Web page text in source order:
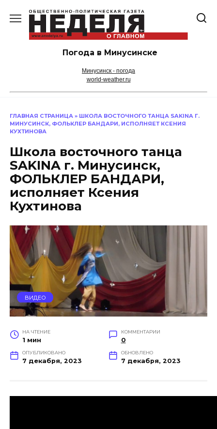
содержанию
Погода в Минусинске
Минусинск - погода
world-weather.ru
ГЛАВНАЯ СТРАНИЦА » ШКОЛА ВОСТОЧНОГО ТАНЦА SAKINA Г.
МИНУСИНСК, ФОЛЬКЛЕР БАНДАРИ, ИСПОЛНЯЕТ КСЕНИЯ
КУХТИНОВА
Школа восточного танца
SAKINA г. Минусинск,
ФОЛЬКЛЕР БАНДАРИ,
исполняет Ксения
Кухтинова
ВИДЕО
НА ЧТЕНИЕ
1 мин
КОММЕНТАРИИ
0
ОПУБЛИКОВАНО
7 декабря, 2023
ОБНОВЛЕНО
7 декабря, 2023